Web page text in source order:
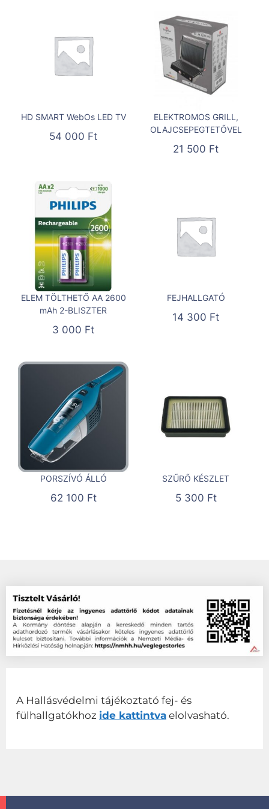
HD SMART WebOs LED TV
54 000 Ft
ELEKTROMOS GRILL,
OLAJCSEPEGTETŐVEL
21 500 Ft
ELEM TÖLTHETŐ AA 2600
mAh 2-BLISZTER
3 000 Ft
FEJHALLGATÓ
14 300 Ft
PORSZÍVÓ ÁLLÓ
62 100 Ft
SZŰRŐ KÉSZLET
5 300 Ft
A Hallásvédelmi tájékoztató fej- és
fülhallgatókhoz ide kattintva elolvasható.